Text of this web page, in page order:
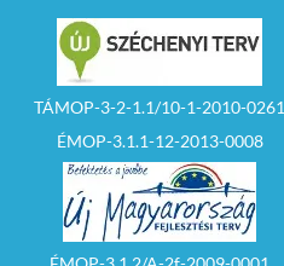
TÁMOP-3-2-1.1/10-1-2010-0261
ÉMOP-3.1.1-12-2013-0008